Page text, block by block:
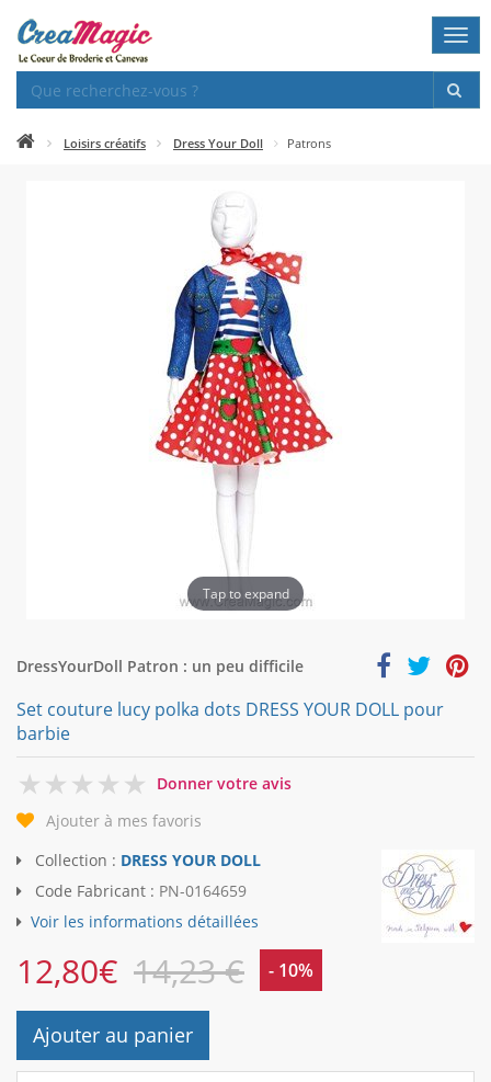
Loisirs créatifs Dress Your Doll Patrons
Tap to expand
DressYourDoll Patron : un peu difficile
Set couture lucy polka dots DRESS YOUR DOLL pour
barbie
0
Donner votre avis
Ajouter à mes favoris
Collection : DRESS YOUR DOLL
Code Fabricant : PN-0164659
Voir les informations détaillées
12,80€ 14,23 € - 10%
Ajouter au panier